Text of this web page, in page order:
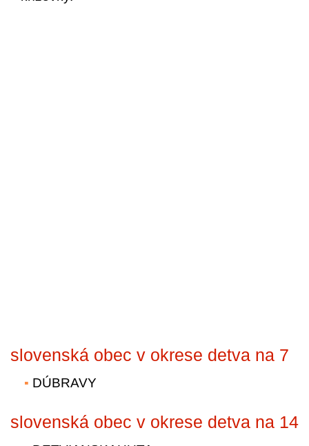
slovenská obec v okrese detva na 7
DÚBRAVY
slovenská obec v okrese detva na 14